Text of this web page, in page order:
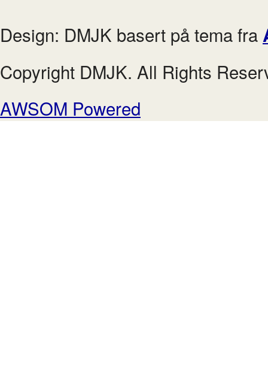
Design: DMJK basert på tema fra
Copyright DMJK. All Rights
AWSOM Powered